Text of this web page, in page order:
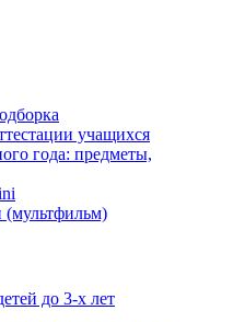
учащихся
года: предметы,
до 3-х лет